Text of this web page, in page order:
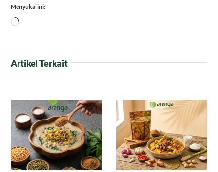
Menyukai ini:
Memuat...
Artikel Terkait